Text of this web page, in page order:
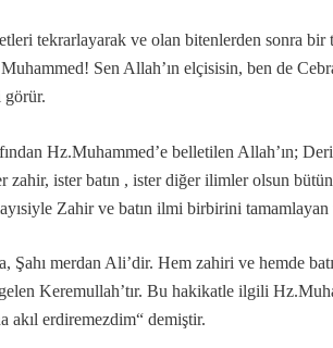
tekrarlayarak ve olan bitenlerden sonra bir
Sen Allah’ın elçisisin, ben de
görür.
Hz.Muhammed’e belletilen Allah’ın;
zahir, ister batın , ister diğer ilimler olsun
Zahir ve batın ilmi birbirini
Şahı merdan Ali’dir. Hem zahiri ve hemde
Keremullah’tır. Bu hakikatle ilgili
akıl erdiremezdim“ demiştir.